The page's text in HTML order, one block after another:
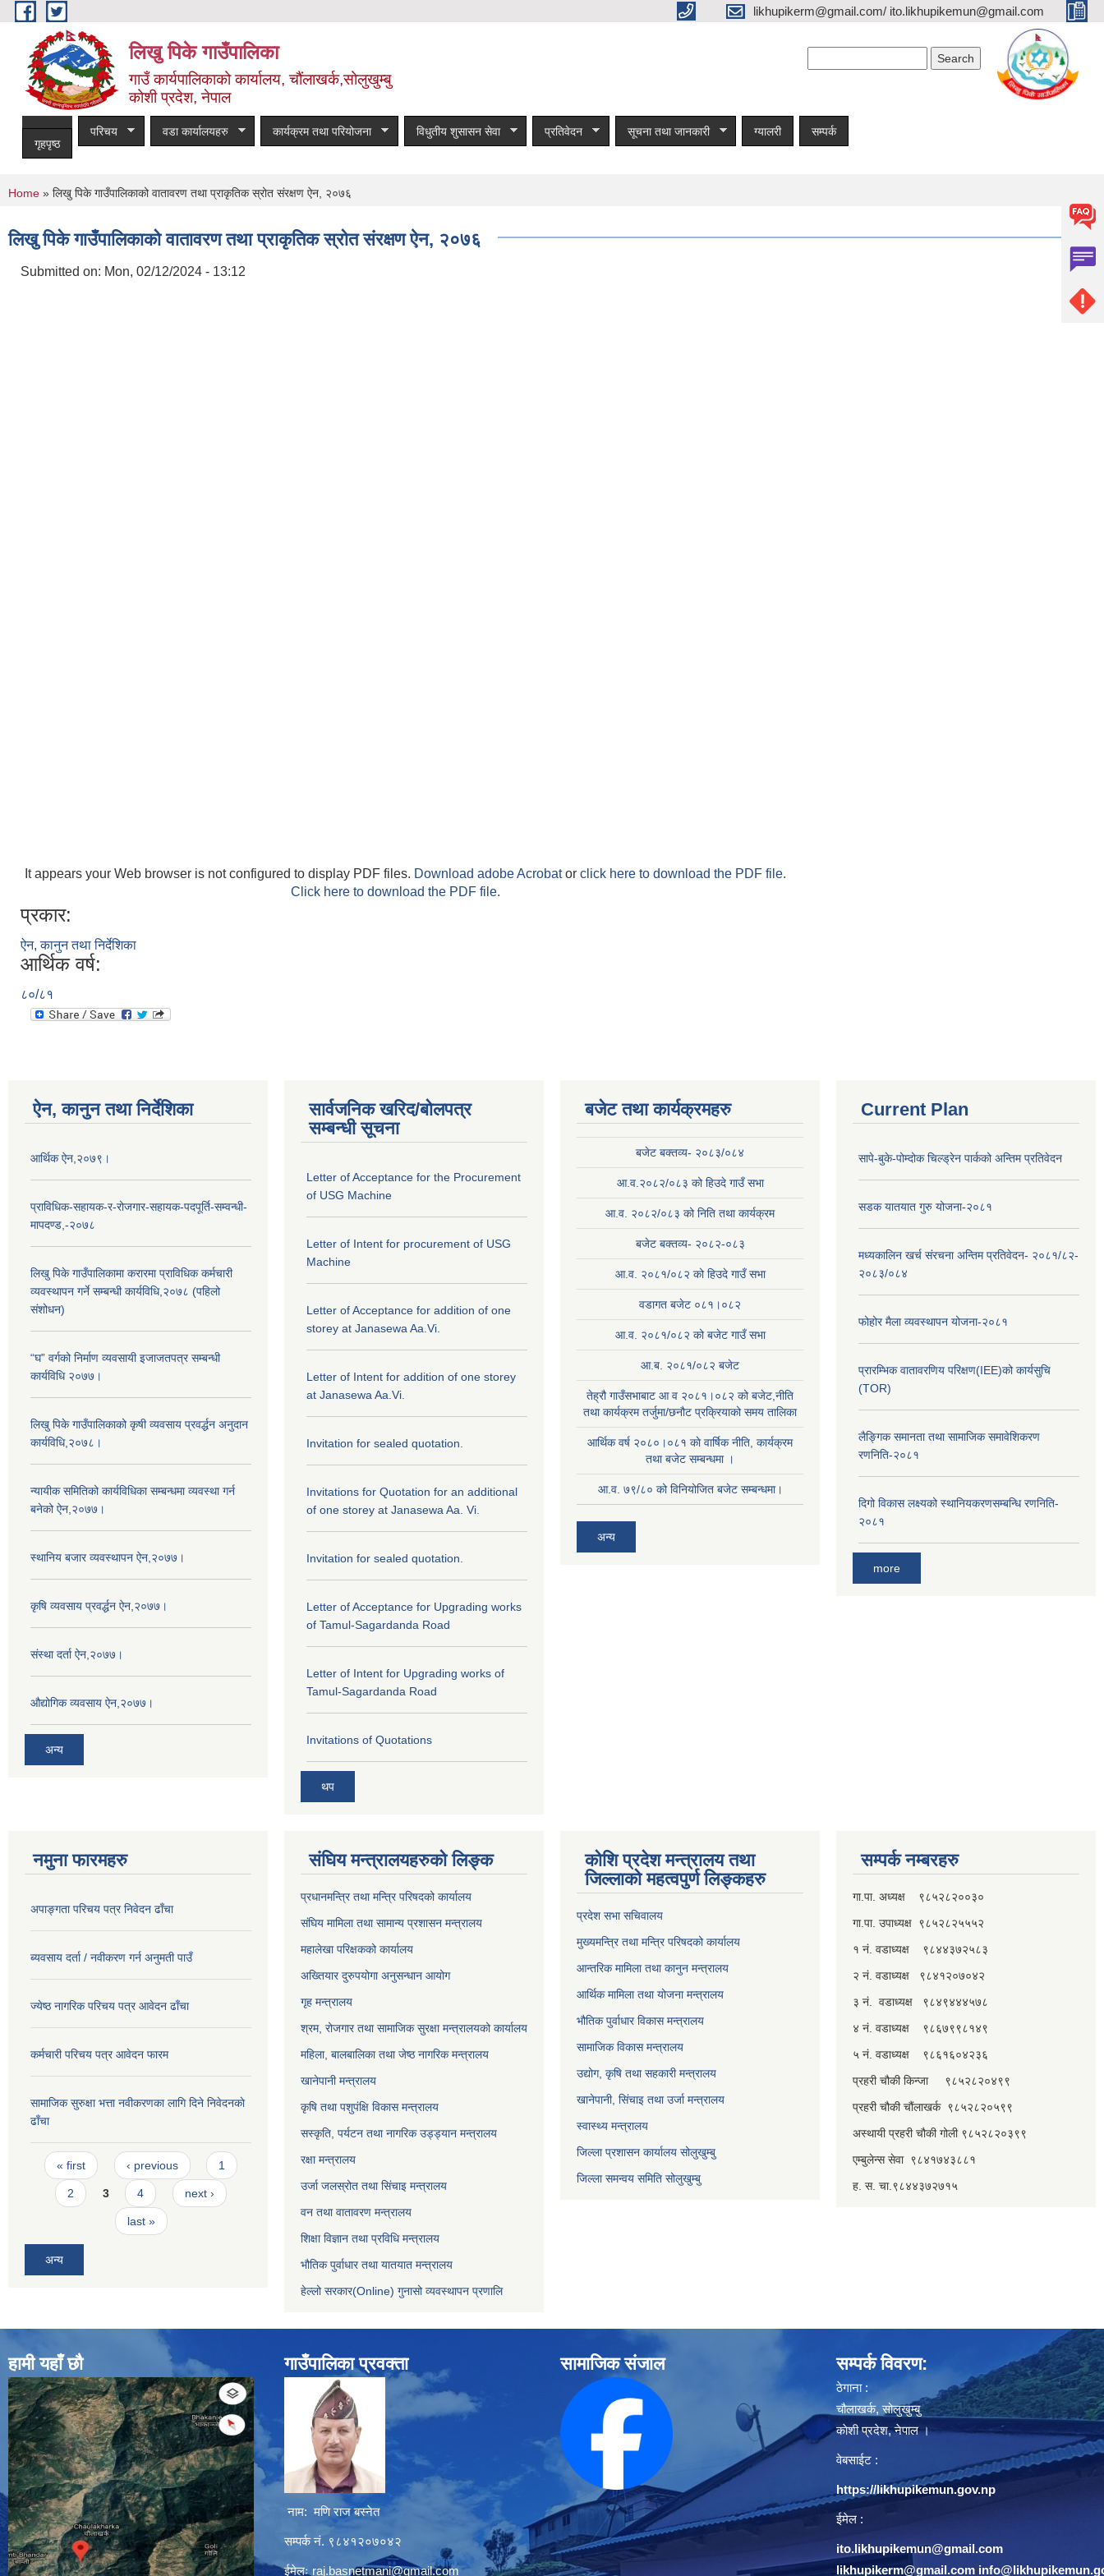
Skip to main content likhupikerm@gmail.com/ ito.likhupikemun@gmail.com
लिखु पिके गाउँपालिका
गाउँ कार्यपालिकाको कार्यालय, चौंलाखर्क,सोलुखुम्बु
कोशी प्रदेश, नेपाल
गृहपृष्ठ
परिचय वडा कार्यालयहरु कार्यक्रम तथा परियोजना विधुतीय शुसासन सेवा प्रतिवेदन सूचना तथा जानकारी ग्यालरी सम्पर्क
You are here
Home » लिखु पिके गाउँपालिकाको वातावरण तथा प्राकृतिक स्रोत संरक्षण ऐन, २०७६
लिखु पिके गाउँपालिकाको वातावरण तथा प्राकृतिक स्रोत संरक्षण ऐन, २०७६
Submitted on: Mon, 02/12/2024 - 13:12
It appears your Web browser is not configured to display PDF files. Download adobe Acrobator click here to download the PDF file.
Click here to download the PDF file.
प्रकार:
ऐन, कानुन तथा निर्देशिका
आर्थिक वर्ष:
८०/८१
ऐन, कानुन तथा निर्देशिका
आर्थिक ऐन,२०७९।
प्राविधिक-सहायक-र-रोजगार-सहायक-पदपूर्ति-सम्वन्धी-
मापदण्ड,-२०७८
लिखु पिके गाउँपालिकामा करारमा प्राविधिक कर्मचारी
व्यवस्थापन गर्ने सम्बन्धी कार्यविधि,२०७८ (पहिलो
संशोधन)
“घ” वर्गको निर्माण व्यवसायी इजाजतपत्र सम्बन्धी
कार्यविधि २०७७।
लिखु पिके गाउँपालिकाको कृषी व्यवसाय प्रवर्द्धन अनुदान
कार्यविधि,२०७८।
न्यायीक समितिको कार्यविधिका सम्बन्धमा व्यवस्था गर्न
बनेको ऐन,२०७७।
स्थानिय बजार व्यवस्थापन ऐन,२०७७।
कृषि व्यवसाय प्रवर्द्धन ऐन,२०७७।
संस्था दर्ता ऐन,२०७७।
औद्योगिक व्यवसाय ऐन,२०७७।
अन्य
सार्वजनिक खरिद/बोलपत्र
सम्बन्धी सूचना
Letter of Acceptance for the Procurement
of USG Machine
Letter of Intent for procurement of USG
Machine
Letter of Acceptance for addition of one
storey at Janasewa Aa.Vi.
Letter of Intent for addition of one storey
at Janasewa Aa.Vi.
Invitation for sealed quotation.
Invitations for Quotation for an additional
of one storey at Janasewa Aa. Vi.
Invitation for sealed quotation.
Letter of Acceptance for Upgrading works
of Tamul-Sagardanda Road
Letter of Intent for Upgrading works of
Tamul-Sagardanda Road
Invitations of Quotations
थप
बजेट तथा कार्यक्रमहरु
बजेट बक्तव्य- २०८३/०८४
आ.व.२०८२/०८३ को हिउदे गाउँ सभा
आ.व. २०८२/०८३ को निति तथा कार्यक्रम
बजेट बक्तव्य- २०८२-०८३
आ.व. २०८१/०८२ को हिउदे गाउँ सभा
वडागत बजेट ०८१।०८२
आ.व. २०८१/०८२ को बजेट गाउँ सभा
आ.ब. २०८१/०८२ बजेट
तेह्रौ गाउँसभाबाट आ व २०८१।०८२ को बजेट,नीति
तथा कार्यक्रम तर्जुमा/छनौट प्रक्रियाको समय तालिका
आर्थिक वर्ष २०८०।०८१ काे वार्षिक नीति, कार्यक्रम
तथा बजेट सम्बन्धमा ।
आ.व. ७९/८० को विनियोजित बजेट सम्बन्धमा।
अन्य
Current Plan
सापे-बुके-पोम्दोक चिल्ड्रेन पार्कको अन्तिम प्रतिवेदन
सडक यातयात गुरु योजना-२०८१
मध्यकालिन खर्च संरचना अन्तिम प्रतिवेदन- २०८१/८२-
२०८३/०८४
फोहोर मैला व्यवस्थापन योजना-२०८१
प्रारम्भिक वातावरणिय परिक्षण(IEE)को कार्यसुचि
(TOR)
लैङ्‍गिक समानता तथा सामाजिक समावेशिकरण
रणनिति-२०८१
दिगो विकास लक्ष्यको स्थानियकरणसम्बन्धि रणनिति-
२०८१
more
नमुना फारमहरु
अपाङ्गता परिचय पत्र निवेदन ढाँचा
ब्यवसाय दर्ता / नवीकरण गर्न अनुमती पाउँ
ज्येष्ठ नागरिक परिचय पत्र आवेदन ढाँचा
कर्मचारी परिचय पत्र आवेदन फारम
सामाजिक सुरुक्षा भत्ता नवीकरणका लागि दिने निवेदनकाे
ढाँचा
Pages
« first ‹ previous 1
2 3 4 next ›
last »
अन्य
संघिय मन्त्रालयहरुको लिङ्‍क
प्रधानमन्त्रि तथा मन्त्रि परिषदको कार्यालय
संघिय मामिला तथा सामान्य प्रशासन मन्त्रालय
महालेखा परिक्षकको कार्यालय
अख्तियार दुरुपयोगा अनुसन्धान आयोग
गृह मन्त्रालय
श्रम, रोजगार तथा सामाजिक सुरक्षा मन्त्रालयको कार्यालय
महिला, बालबालिका तथा जेष्ठ नागरिक मन्त्रालय
खानेपानी मन्त्रालय
कृषि तथा पशुपंक्षि विकास मन्त्रालय
सस्कृति, पर्यटन तथा नागरिक उड्ड्यान मन्त्रालय
रक्षा मन्त्रालय
उर्जा जलस्रोत तथा सिंचाइ मन्‍त्रालय
वन तथा वातावरण मन्त्रालय
शिक्षा विज्ञान तथा प्रविधि मन्त्रालय
भौतिक पुर्वाधार तथा यातयात मन्त्रालय
हेल्लो सरकार(Online) गुनासो व्यवस्थापन प्रणालि
कोशि प्रदेश मन्त्रालय तथा
जिल्लाको महत्वपुर्ण लिङ्कहरु
प्रदेश सभा सचिवालय
मुख्यमन्त्रि तथा मन्त्रि परिषदको कार्यालय
आन्तरिक मामिला तथा कानुन मन्त्रालय
आर्थिक मामिला तथा योजना मन्त्रालय
भौतिक पुर्वाधार विकास मन्त्रालय
सामाजिक विकास मन्त्रालय
उद्योग, कृषि तथा सहकारी मन्त्रालय
खानेपानी, सिंचाइ तथा उर्जा मन्त्रालय
स्वास्थ्य मन्त्रालय
जिल्ला प्रशासन कार्यालय सोलुखुम्बु
जिल्ला समन्वय समिति सोलुखुम्बु
सम्पर्क नम्बरहरु
गा.पा. अध्यक्ष ९८५२८२००३०
गा.पा. उपाध्यक्ष ९८५२८२५५५२
१ नं. वडाध्यक्ष ९८४४३७२५८३
२ नं. वडाध्यक्ष ९८४१२०७०४२
३ नं. वडाध्यक्ष ९८४९४४४५७८
४ नं. वडाध्यक्ष ९८६७९९८१४९
५ नं. वडाध्यक्ष ९८६१६०४२३६
प्रहरी चौकी किन्जा ९८५२८२०४९९
प्रहरी चौकी चौंलाखर्क ९८५२८२०५९९
अस्थायी प्रहरी चौकी गोली ९८५२८२०३९९
एम्बुलेन्स सेवा ९८४१७४३८८१
ह. स. चा.९८४४३७२७१५
हामी यहाँ छौ गाउँपालिका प्रवक्ता
नाम: मणि राज बस्नेत
सम्पर्क नं. ९८४१२०७०४२
ईमेलः raj.basnetmani@gmail.com
सामाजिक संजाल सम्पर्क विवरण:
ठेगाना :
चौलाखर्क, सोलुखुम्बु
काेशी प्रदेश, नेपाल ।
वेबसाईट :
https://likhupikemun.gov.np
ईमेल :
ito.likhupikemun@gmail.com
likhupikerm@gmail.com/